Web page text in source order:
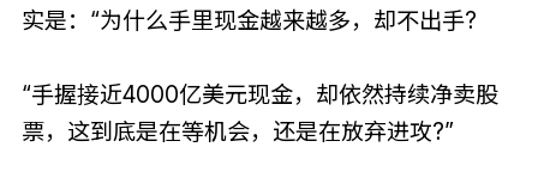
实是：“为什么手里现金越来越多，却不出手?
“手握接近4000亿美元现金，却依然持续净卖股
票，这到底是在等机会，还是在放弃进攻?”